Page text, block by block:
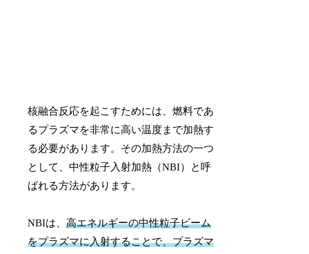
核融合反応を起こすためには、燃料であ
るプラズマを非常に高い温度まで加熱す
る必要があります。その加熱方法の一つ
として、中性粒子入射加熱（NBI）と呼
ばれる方法があります。
NBIは、高エネルギーの中性粒子ビーム
をプラズマに入射することで、プラズマ